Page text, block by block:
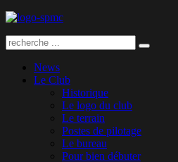
News
Le Club
Historique
Le logo du club
Le terrain
Postes de pilotage
Le bureau
Pour bien débuter